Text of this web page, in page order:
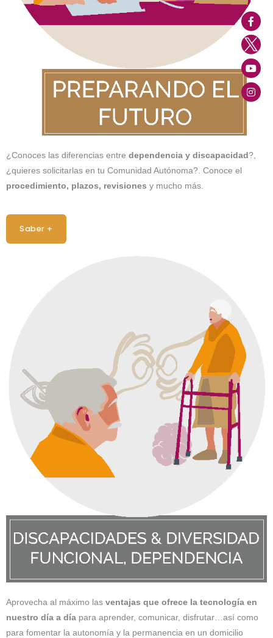
¿Conoces las diferencias entre dependencia y discapacidad ?,
¿quieres solicitarlas en tu Comunidad Autónoma?. Conoce el
procedimiento, plazos, revisiones y mucho más.
Saber +
Aprovecha al máximo las ventajas que ofrece la tecnología en
nuestro día a día para aprender, comunicar, disfrutar…así como
para fomentar la autonomía y la permanencia en un domicilio